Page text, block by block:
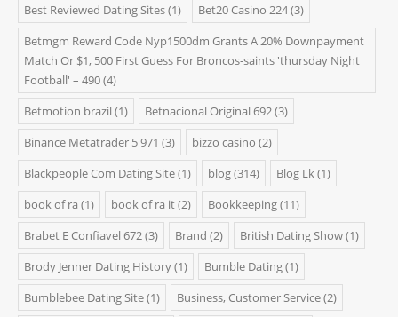
Best Reviewed Dating Sites(1) Bet20 Casino 224(3)
Betmgm Reward Code Nyp1500dm Grants A 20% Downpayment
Match Or $1, 500 First Guess For Broncos-saints 'thursday Night
Football' – 490(4)
Betmotion brazil (1) Betnacional Original 692(3)
Binance Metatrader 5 971 (3) bizzo casino (2)
Blackpeople Com Dating Site(1) blog(314) Blog Lk (1)
book of ra (1) book of ra it(2) Bookkeeping(11)
Brabet E Confiavel 672(3) Brand (2) British Dating Show(1)
Brody Jenner Dating History(1) Bumble Dating(1)
Bumblebee Dating Site(1) Business, Customer Service(2)